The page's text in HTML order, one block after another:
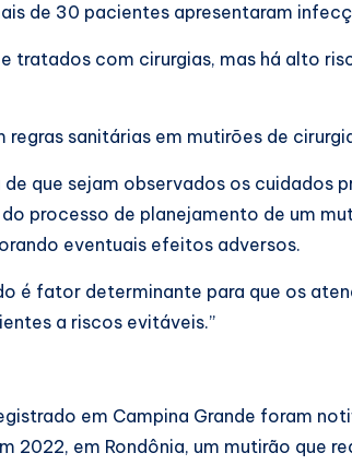
de 30 pacientes apresentaram
tratados com cirurgias, mas há alto
regras sanitárias em mutirões de
que sejam observados os cuidados
processo de planejamento de um
eventuais efeitos adversos.
é fator determinante para que os
a riscos evitáveis.”
em Campina Grande foram
2022, em Rondônia, um mutirão que